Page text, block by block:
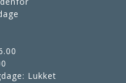
Lukket